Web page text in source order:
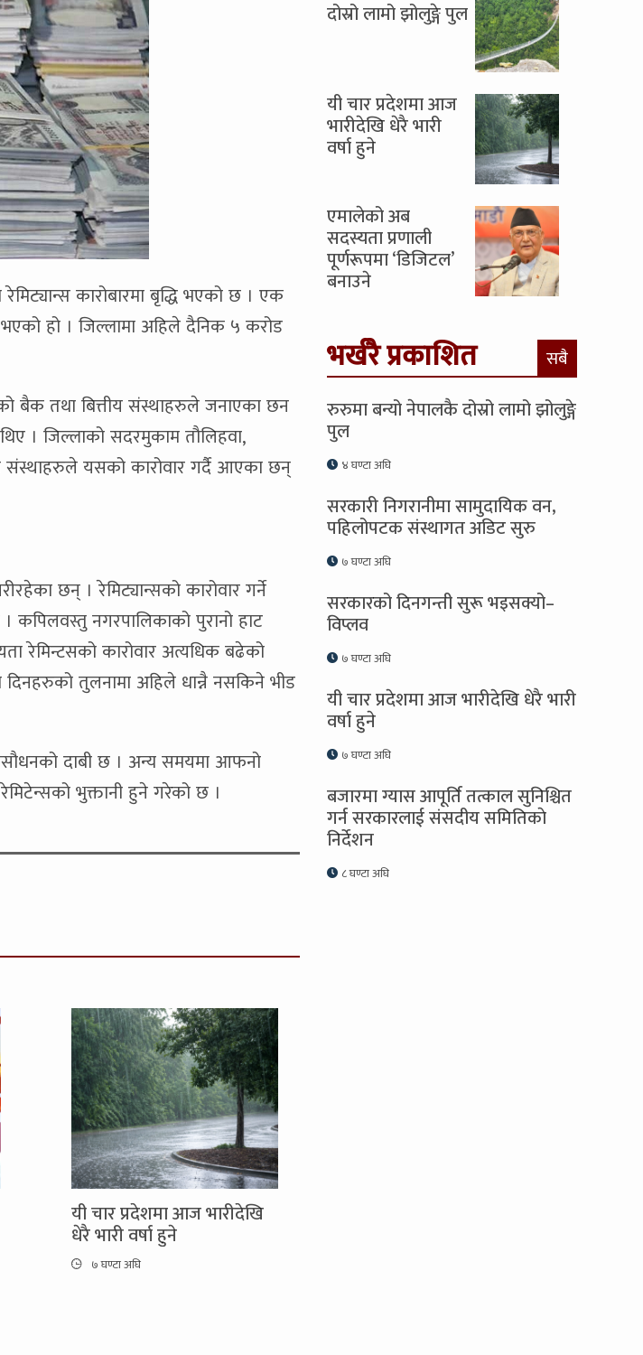
कारोबारमा बृद्धि भएको छ । एक
भएको हो । जिल्लामा अहिले दैनिक ५ करोड
बैक तथा बित्तीय संस्थाहरुले जनाएका छन
। जिल्लाको सदरमुकाम तौलिहवा,
संस्थाहरुले यसको कारोवार गर्दै आएका छन्
छन् । रेमिट्यान्सको कारोवार गर्ने
नगरपालिकाको पुरानो हाट
रेमिन्टसको कारोवार अत्यधिक बढेको
तुलनामा अहिले धान्नै नसकिने भीड
दाबी छ । अन्य समयमा आफनो
भुक्तानी हुने गरेको छ ।
यी चार प्रदेशमा आज भारीदेखि
धेरै भारी वर्षा हुने
७ घण्टा अघि
दोस्रो लामो झोलुङ्गे पुल
यी चार प्रदेशमा आज
भारीदेखि धेरै भारी
वर्षा हुने
एमालेको अब
सदस्यता प्रणाली
पूर्णरूपमा ‘डिजिटल’
बनाउने
भर्खरै प्रकाशित सबै
रुरुमा बन्यो नेपालकै दोस्रो लामो झोलुङ्गे
पुल
४ घण्टा अघि
सरकारी निगरानीमा सामुदायिक वन,
पहिलोपटक संस्थागत अडिट सुरु
७ घण्टा अघि
सरकारको दिनगन्ती सुरू भइसक्यो–
विप्लव
७ घण्टा अघि
यी चार प्रदेशमा आज भारीदेखि धेरै भारी
वर्षा हुने
७ घण्टा अघि
बजारमा ग्यास आपूर्ति तत्काल सुनिश्चित
गर्न सरकारलाई संसदीय समितिकाे
निर्देशन
८ घण्टा अघि